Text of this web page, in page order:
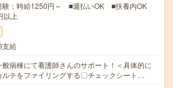
験：時給1250円～ ■週払いOK ■扶養内OK
以上
支給
病棟にて看護師さんのサポート！＜具体的に
テをファイリングする〇チェックシート…